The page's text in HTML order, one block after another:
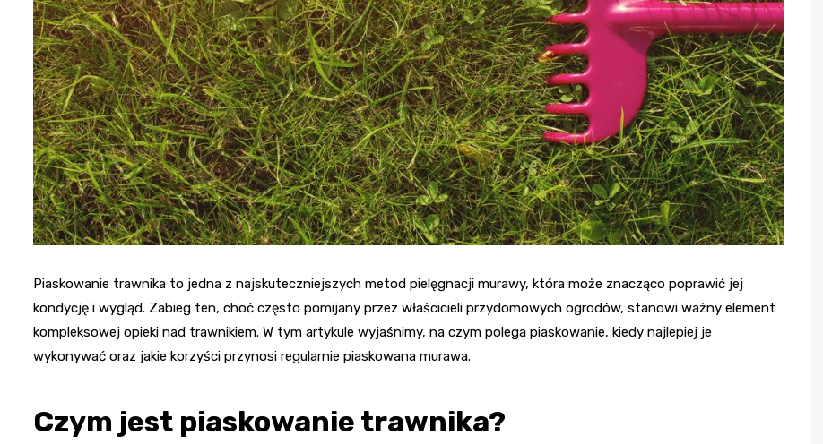
Piaskowanie trawnika to jedna z najskuteczniejszych metod pielęgnacji murawy, która może znacząco poprawić jej
kondycję i wygląd. Zabieg ten, choć często pomijany przez właścicieli przydomowych ogrodów, stanowi ważny element
kompleksowej opieki nad trawnikiem. W tym artykule wyjaśnimy, na czym polega piaskowanie, kiedy najlepiej je
wykonywać oraz jakie korzyści przynosi regularnie piaskowana murawa.
Czym jest piaskowanie trawnika?